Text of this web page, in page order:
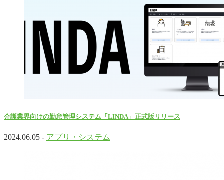
介護業界向けの勤怠管理システム「LINDA」正式版リリース
2024.06.05 - アプリ・システム